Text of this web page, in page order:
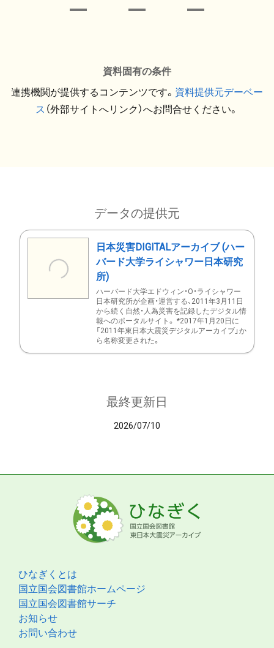
資料固有の条件
連携機関が提供するコンテンツです。 資料提供元デーベー
ス （外部サイトへリンク）へお問合せください。
データの提供元
日本災害DIGITALアーカイブ (ハー
バード大学ライシャワー日本研究
所)
ハーバード大学エドウィン・O・ライシャワー
日本研究所が企画・運営する、2011年3月11日
から続く自然・人為災害を記録したデジタル情
報へのポータルサイト。 *2017年1月20日に
「2011年東日本大震災デジタルアーカイブ」か
ら名称変更された。
最終更新日
2026/07/10
ひなぎくとは
国立国会図書館ホームページ
国立国会図書館サーチ
お知らせ
お問い合わせ